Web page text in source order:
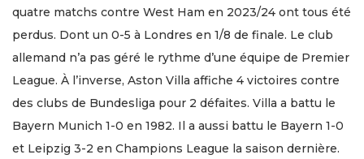
quatre matchs contre West Ham en 2023/24 ont tous été
perdus. Dont un 0-5 à Londres en 1/8 de finale. Le club
allemand n’a pas géré le rythme d’une équipe de Premier
League. À l’inverse, Aston Villa affiche 4 victoires contre
des clubs de Bundesliga pour 2 défaites. Villa a battu le
Bayern Munich 1-0 en 1982. Il a aussi battu le Bayern 1-0
et Leipzig 3-2 en Champions League la saison dernière.